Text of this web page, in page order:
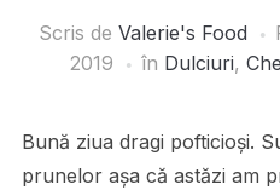
Scris de Valerie's Food
2019
în Dulciuri,
Bună ziua dragi pofticioși.
prunelor așa că astăzi am